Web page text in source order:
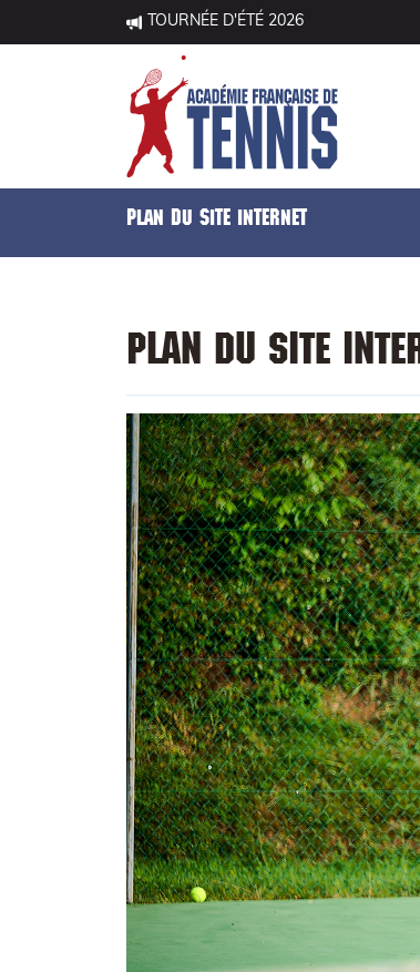
TOURNÉE D'ÉTÉ 2026
Plan du site internet
Plan du site